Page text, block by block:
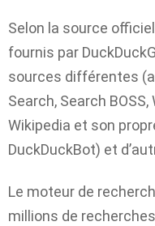
Selon la source
fournis par
sources différentes
Search, Search
Wikipedia et son
DuckDuckBot) et
Le moteur de
millions de